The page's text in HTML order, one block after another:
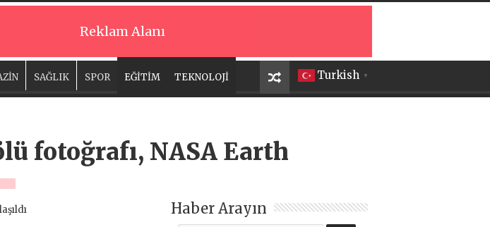
Reklam Alanı
Turkish ▼
SAĞLIK SPOR EĞİTİM TEKNOLOJİ
fotoğrafı, NASA Earth
Haber Arayın